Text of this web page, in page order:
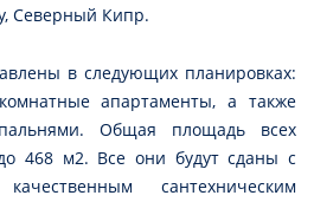
Северный Кипр.
в следующих планировках:
апартаменты, а также
Общая площадь всех
468 м2. Все они будут сданы с
сантехническим